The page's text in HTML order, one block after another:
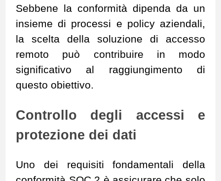
Sebbene la conformità dipenda da un
insieme di processi e policy aziendali,
la scelta della soluzione di accesso
remoto può contribuire in modo
significativo al raggiungimento di
questo obiettivo.
Controllo degli accessi e
protezione dei dati
Uno dei requisiti fondamentali della